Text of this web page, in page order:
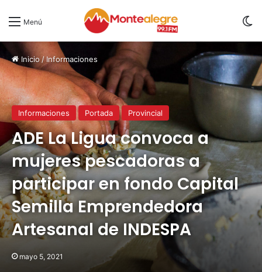
Menú
Inicio/Informaciones
Informaciones Portada Provincial
ADE La Ligua convoca a
mujeres pescadoras a
participar en fondo Capital
Semilla Emprendedora
Artesanal de INDESPA
mayo 5, 2021